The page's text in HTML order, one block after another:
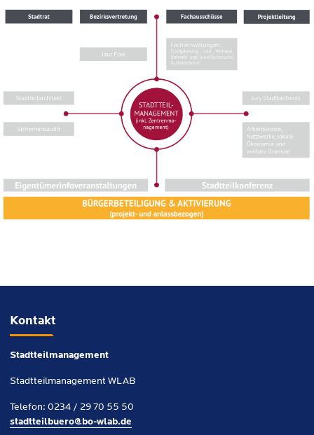
Kontakt
Stadtteilmanagement
Stadtteilmanagement WLAB
Telefon: 0234 / 29 70 55 50
stadtteilbuero@bo-wlab.de